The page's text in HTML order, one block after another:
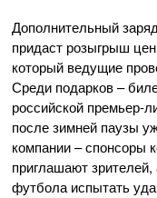
Дополнительный
придаст розыгрыш
который ведущие
Среди подарков –
российской премьер-
после зимней паузы
компании – спонсоры
приглашают
футбола испытать